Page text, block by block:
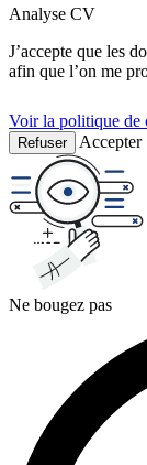
Analyse CV
J’accepte que les
afin que l’on me
Voir la politique de
Refuser Accepter
Ne bougez pas